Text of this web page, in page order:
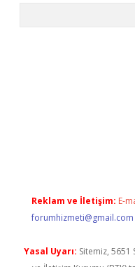
Reklam ve İletişim: E-
forumhizmeti@gmail.com
Yasal Uyarı: Sitemiz, 5651